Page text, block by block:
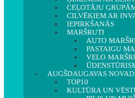
CEĻOTĀJU
CILVĒKIEM AR
IEPIRKŠANĀS
MARŠRUTI
AUTO
PASTAIGU
VELO
AUGŠDAUGAVAS
TOP10
KULTŪRA UN